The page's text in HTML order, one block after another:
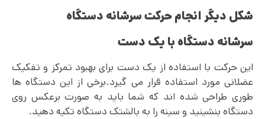
شکل دیگر انجام حرکت سرشانه دستگاه
سرشانه دستگاه با یک دست
این حرکت با استفاده از یک دست برای بهبود تمرکز و تفکیک
عضلانی مورد استفاده قرار می گیرد.برخی از این دستگاه ها
طوری طراحی شده اند که شما باید به صورت برعکس روی
دستگاه بنشینید و سینه را به بالشتک دستگاه تکیه دهید.